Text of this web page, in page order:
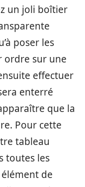
un joli boîtier
poser les
ordre sur une
effectuer
enterré
que la
Pour cette
tableau
toutes les
de